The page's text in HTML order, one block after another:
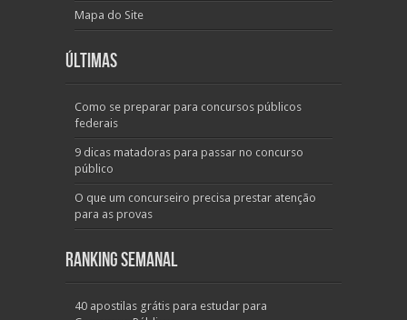
Mapa do Site
Últimas
Como se preparar para concursos públicos
federais
9 dicas matadoras para passar no concurso
público
O que um concurseiro precisa prestar atenção
para as provas
Ranking Semanal
40 apostilas grátis para estudar para